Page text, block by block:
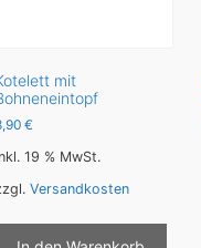
mit
€
19 % MwSt.
Versandkosten